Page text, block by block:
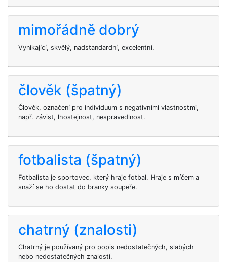
mimořádně dobrý
Vynikající, skvělý, nadstandardní, excelentní.
člověk (špatný)
Člověk, označení pro individuum s negativními vlastnostmi,
např. závist, lhostejnost, nespravedlnost.
fotbalista (špatný)
Fotbalista je sportovec, který hraje fotbal. Hraje s míčem a
snaží se ho dostat do branky soupeře.
chatrný (znalosti)
Chatrný je používaný pro popis nedostatečných, slabých
nebo nedostatečných znalostí.